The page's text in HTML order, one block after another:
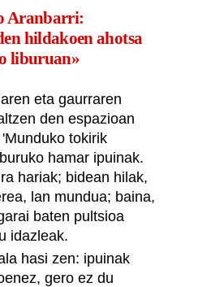
Aranbarri:
hildakoen ahotsa
liburuan»
eta gaurraren
den espazioan
tokirik
hamar ipuinak.
hariak; bidean hilak,
lan mundua; baina,
baten pultsioa
idazleak.
hasi zen: ipuinak
gero ez du